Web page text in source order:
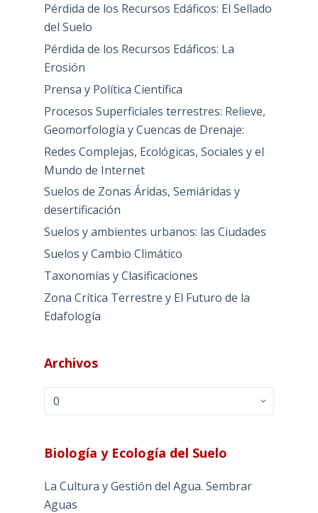
Pérdida de los Recursos Edáficos: El Sellado
del Suelo
Pérdida de los Recursos Edáficos: La
Erosión
Prensa y Política Científica
Procesos Superficiales terrestres: Relieve,
Geomorfología y Cuencas de Drenaje:
Redes Complejas, Ecológicas, Sociales y el
Mundo de Internet
Suelos de Zonas Áridas, Semiáridas y
desertificación
Suelos y ambientes urbanos: las Ciudades
Suelos y Cambio Climático
Taxonomías y Clasificaciones
Zona Crítica Terrestre y El Futuro de la
Edafología
Archivos
Archivos
Biología y Ecología del Suelo
La Cultura y Gestión del Agua. Sembrar
Aguas